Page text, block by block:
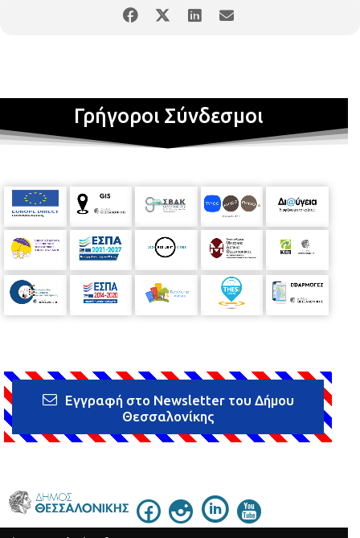
Γρήγοροι Σύνδεσμοι
Εγγραφή στο Newsletter του Δήμου
Θεσσαλονίκης